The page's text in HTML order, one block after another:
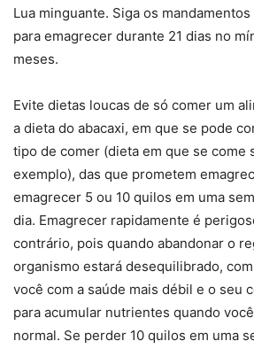
Lua minguante. Siga os
para emagrecer durante 21 dias no
meses.
Evite dietas loucas de só comer um
a dieta do abacaxi, em que se pode
tipo de comer (dieta em que se come
exemplo), das que prometem
emagrecer 5 ou 10 quilos em uma
dia. Emagrecer rapidamente é
contrário, pois quando abandonar o
organismo estará desequilibrado,
você com a saúde mais débil e o seu
para acumular nutrientes quando
normal. Se perder 10 quilos em uma